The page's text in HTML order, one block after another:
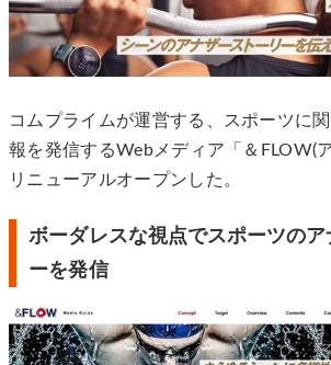
コムプライムが運営する、スポーツに
報を発信するWebメディア「＆FLOW(
リニューアルオープンした。
ボーダレスな視点でスポーツのア
ーを発信